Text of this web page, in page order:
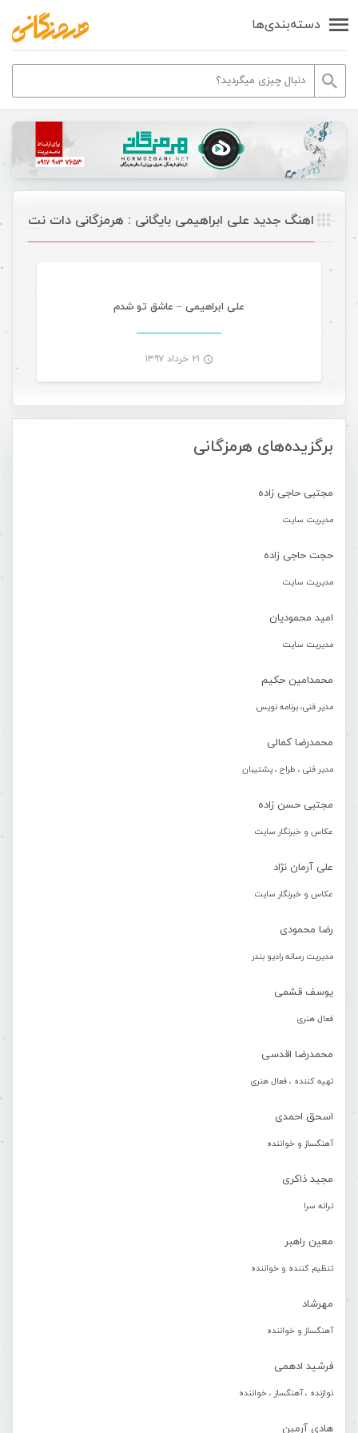
دسته‌بندی‌ها
برگزیده‌های هرمزگانی
مجتبی حاجی زاده
مدیریت سایت
حجت حاجی زاده
مدیریت سایت
امید محمودیان
مدیریت سایت
محمدامین حکیم
مدیر فنی، برنامه نویس
محمدرضا کمالی
مدیر فنی ، طراح ، پشتیبان
مجتبی حسن زاده
عکاس و خبرنگار سایت
علی آرمان نژاد
عکاس و خبرنگار سایت
رضا محمودی
مدیریت رسانه رادیو بندر
یوسف قشمی
فعال هنری
محمدرضا اقدسی
تهیه کننده ، فعال هنری
اسحق احمدی
آهنگساز و خواننده
مجید ذاکری
ترانه سرا
معین راهبر
تنظیم کننده و خواننده
مهرشاد
آهنگساز و خواننده
فرشید ادهمی
نوازنده ، آهنگساز ، خواننده
هادی آرمین
اهنگ جدید علی ابراهیمی بایگانی : هرمزگانی دات نت
علی ابراهیمی – عاشق تو شدم
۲۱ خرداد ۱۳۹۷